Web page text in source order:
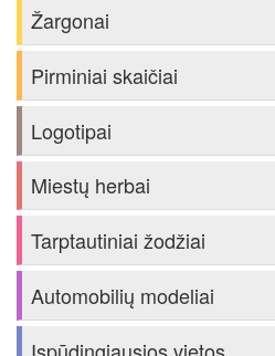
Žargonai
Pirminiai skaičiai
Logotipai
Miestų herbai
Tarptautiniai žodžiai
Automobilių modeliai